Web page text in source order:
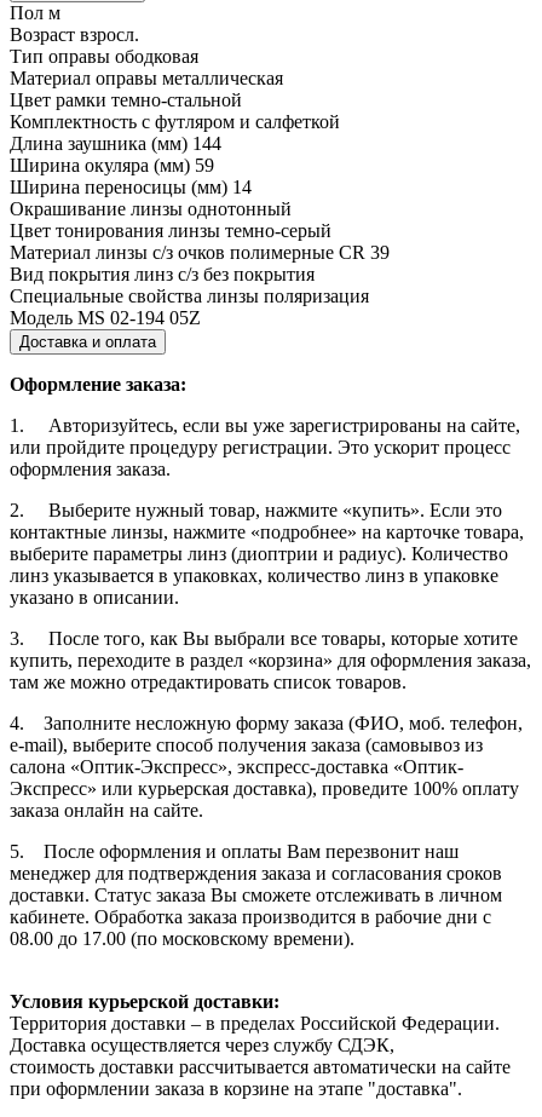
Пол м
Возраст взросл.
Тип оправы ободковая
Материал оправы металлическая
Цвет рамки темно-стальной
Комплектность с футляром и салфеткой
Длина заушника (мм) 144
Ширина окуляра (мм) 59
Ширина переносицы (мм) 14
Окрашивание линзы однотонный
Цвет тонирования линзы темно-серый
Материал линзы с/з очков полимерные CR 39
Вид покрытия линз с/з без покрытия
Специальные свойства линзы поляризация
Модель MS 02-194 05Z
Доставка и оплата
Оформление заказа:
1. Авторизуйтесь, если вы уже зарегистрированы на сайте,
или пройдите процедуру регистрации. Это ускорит процесс
оформления заказа.
2. Выберите нужный товар, нажмите «купить». Если это
контактные линзы, нажмите «подробнее» на карточке товара,
выберите параметры линз (диоптрии и радиус). Количество
линз указывается в упаковках, количество линз в упаковке
указано в описании.
3. После того, как Вы выбрали все товары, которые хотите
купить, переходите в раздел «корзина» для оформления заказа,
там же можно отредактировать список товаров.
4. Заполните несложную форму заказа (ФИО, моб. телефон,
e-mail), выберите способ получения заказа (самовывоз из
салона «Оптик-Экспресс», экспресс-доставка «Оптик-
Экспресс» или курьерская доставка), проведите 100% оплату
заказа онлайн на сайте.
5. После оформления и оплаты Вам перезвонит наш
менеджер для подтверждения заказа и согласования сроков
доставки. Статус заказа Вы сможете отслеживать в личном
кабинете. Обработка заказа производится в рабочие дни с
08.00 до 17.00 (по московскому времени).
Условия курьерской доставки:
Территория доставки – в пределах Российской Федерации.
Доставка осуществляется через службу СДЭК,
стоимость доставки рассчитывается автоматически на сайте
при оформлении заказа в корзине на этапе "доставка".